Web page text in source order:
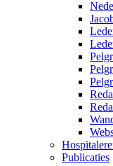
Publicaties